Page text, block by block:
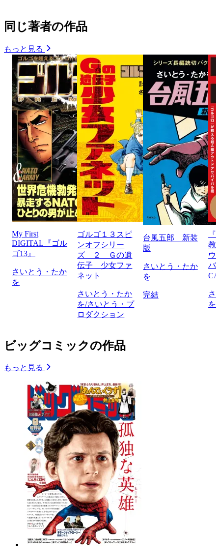
同じ著者の作品
もっと見る
My First
DIGITAL『ゴル
ゴ13』
さいとう・たか
を
ゴルゴ１３スピ
ンオフシリー
ズ ２ Ｇの遺
伝子 少女ファ
ネット
さいとう・たか
を/さいとう・プ
ロダクション
台風五郎 新装
版
さいとう・たか
を
完結
教
ウ
バ
さ
を
ビッグコミックの作品
もっと見る